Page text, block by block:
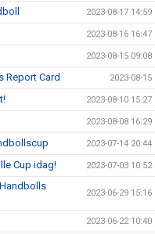
2023-08-17 14:59
2023-08-16 16:47
2023-08-15 09:08
Report Card 2023-08-15
2023-08-10 15:27
2023-08-08 16:29
2023-07-14 20:44
Cup idag! 2023-07-03 10:52
2023-06-29 15:16
2023-06-22 10:40